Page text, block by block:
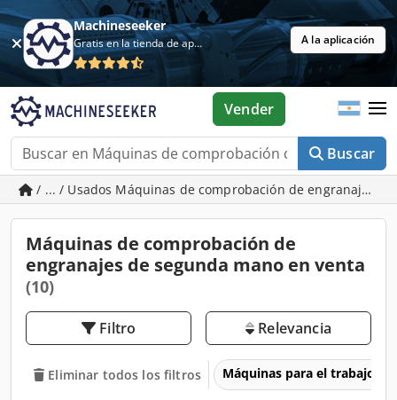
Machineseeker
Gratis en la tienda de aplicaciones A la aplicación
Buscar
Vender
/ ... / Usados Máquinas de comprobación de engranajes
Máquinas de comprobación de
engranajes de segunda mano en venta
(10)
Filtro Relevancia
Eliminar todos los filtros Máquinas para el trabajo